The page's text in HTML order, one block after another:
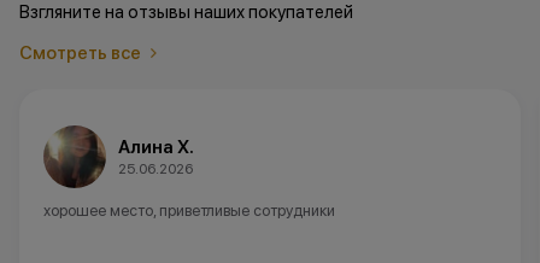
Взгляните на отзывы наших покупателей
Смотреть все
Алина Х.
25.06.2026
хорошее место, приветливые сотрудники